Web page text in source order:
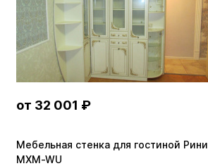
от 32 001 ₽
Мебельная стенка для гостиной Рини
MXM-WU